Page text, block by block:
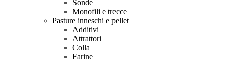
Sonde
Monofili e trecce
Pasture inneschi e pellet
Additivi
Attrattori
Colla
Farine